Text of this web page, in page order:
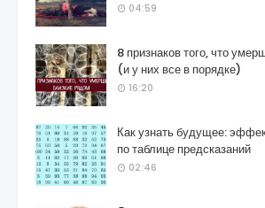
04:59
8 признаков того, что
(и у них все в порядке)
16:20
Как узнать будущее:
по таблице предсказаний
02:46